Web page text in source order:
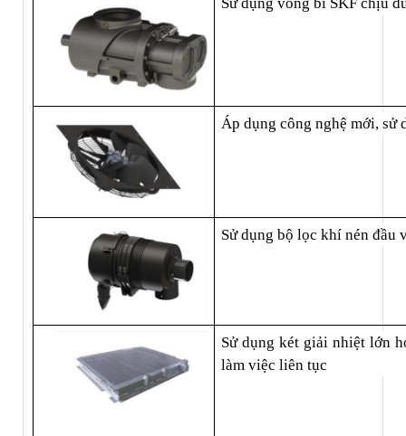
Áp dụng công nghệ mới,
Sử dụng bộ lọc khí nén đầu
Sử dụng két giải nhiệt lớn
làm việc liên tục